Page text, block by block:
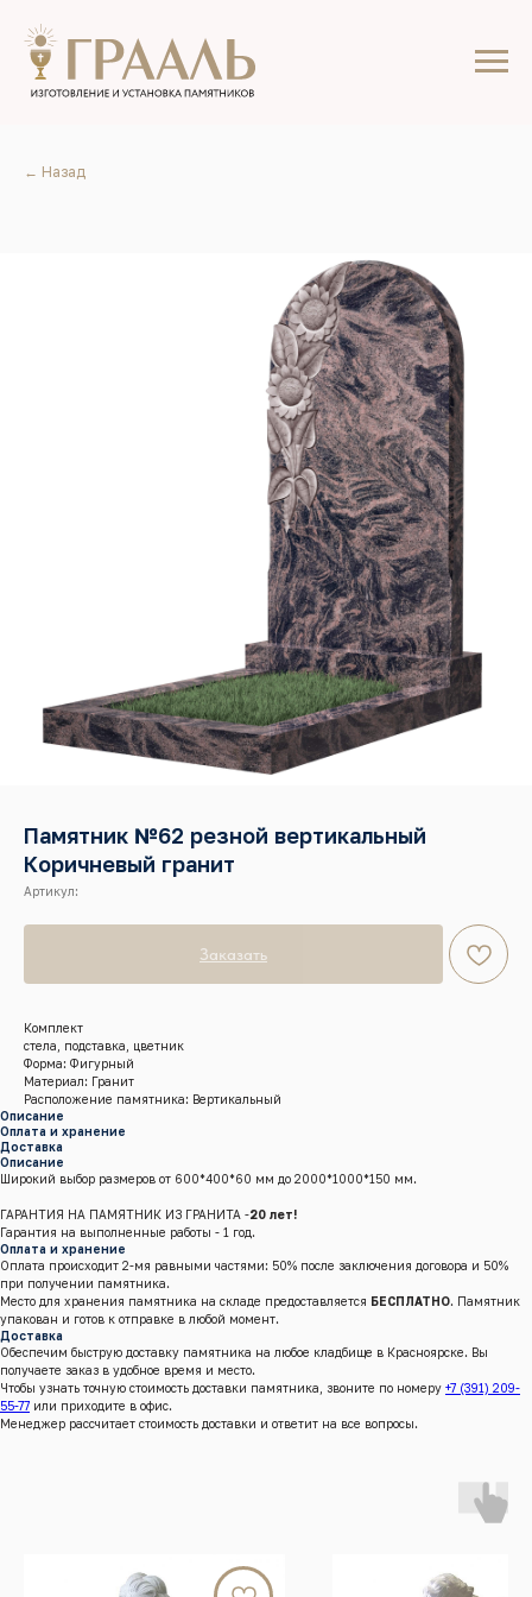
← Назад
Памятник №62 резной вертикальный
Коричневый гранит
Артикул:
Заказать
Комплект
стела, подставка, цветник
Форма: Фигурный
Материал: Гранит
Расположение памятника: Вертикальный
Описание
Оплата и хранение
Доставка
Описание
Широкий выбор размеров от 600*400*60 мм до 2000*1000*150 мм.
ГАРАНТИЯ НА ПАМЯТНИК ИЗ ГРАНИТА -20 лет!
Гарантия на выполненные работы - 1 год.
Оплата и хранение
Оплата происходит 2-мя равными частями: 50% после заключения договора и 50%
при получении памятника.
Место для хранения памятника на складе предоставляется БЕСПЛАТНО. Памятник
упакован и готов к отправке в любой момент.
Доставка
Обеспечим быструю доставку памятника на любое кладбище в Красноярске. Вы
получаете заказ в удобное время и место.
Чтобы узнать точную стоимость доставки памятника, звоните по номеру +7 (391) 209-
55-77 или приходите в офис.
Менеджер рассчитает стоимость доставки и ответит на все вопросы.
г.Красноярск, Енисейский тракт, 8 к/4 (кл. Бадалык)